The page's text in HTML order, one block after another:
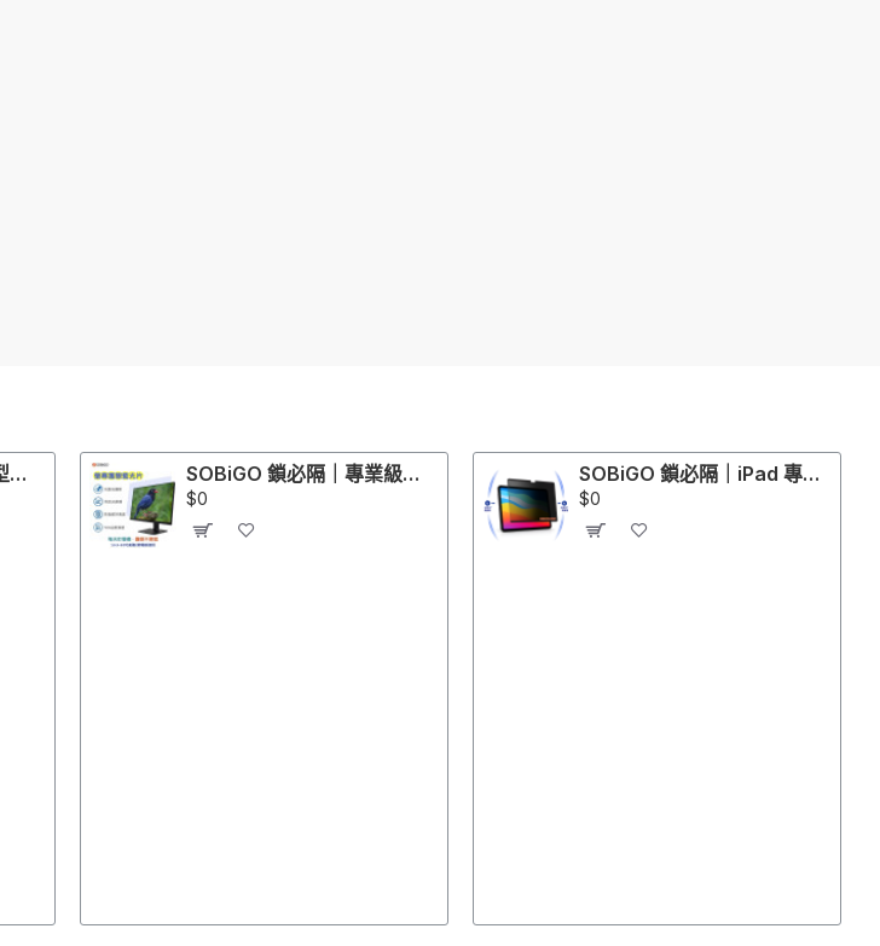
SOBiGO 鎖必隔｜通用型左右防窺＋SGS抗藍光保護片 (13-43吋規格齊全)｜適配 ASUS, Acer, Dell, HP, Lenovo, ViewSonic 螢幕 SOBiGO 鎖必隔｜專業級抗反光抗藍光螢幕保護片｜適配 ASUS, Acer, Dell, HP, Lenovo, ViewSonic, LG等螢幕
$0
SOBiGO 鎖必隔｜iPad 專用磁吸式防窺抗藍光保護片
$0